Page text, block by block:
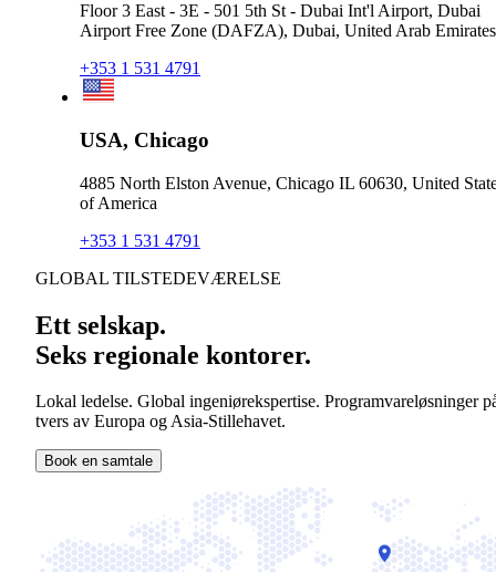
Floor 3 East - 3E - 501 5th St - Dubai Int'l Airport, Dubai
Airport Free Zone (DAFZA), Dubai, United Arab Emirates
+353 1 531 4791
USA, Chicago
4885 North Elston Avenue, Chicago IL 60630, United
of America
+353 1 531 4791
GLOBAL TILSTEDEVÆRELSE
Ett selskap.
Seks regionale kontorer.
Lokal ledelse. Global ingeniørekspertise. Programvareløsninger
tvers av Europa og Asia-Stillehavet.
Book en samtale